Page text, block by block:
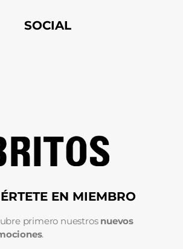
SOCIAL
EN MIEMBRO
primero nuestros nuevos
.